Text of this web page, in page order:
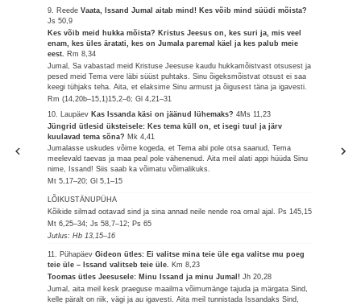
9. ReedeVaata, Issand Jumal aitab mind! Kes võib mind süüdi mõista?
Js 50,9
Kes võib meid hukka mõista? Kristus Jeesus on, kes suri ja, mis veel
enam, kes üles äratati, kes on Jumala paremal käel ja kes palub meie
eest. Rm 8,34
Jumal, Sa vabastad meid Kristuse Jeesuse kaudu hukkamõistvast otsusest ja
pesed meid Tema vere läbi süüst puhtaks. Sinu õigeksmõistvat otsust ei saa
keegi tühjaks teha. Aita, et elaksime Sinu armust ja õigusest täna ja igavesti.
Rm (14,20b–15,1)15,2–6; Gl 4,21–31
10. Laupäev Kas Issanda käsi on jäänud lühemaks?4Ms 11,23
Jüngrid ütlesid üksteisele: Kes tema küll on, et isegi tuul ja järv
kuulavad tema sõna? Mk 4,41
Jumalasse uskudes võime kogeda, et Tema abi pole otsa saanud, Tema
meelevald taevas ja maa peal pole vähenenud. Aita meil alati appi hüüda Sinu
nime, Issand! Siis saab ka võimatu võimalikuks.
Mt 5,17–20; Gl 5,1–15
LÕIKUSTÄNUPÜHA
Kõikide silmad ootavad sind ja sina annad neile nende roa omal ajal. Ps 145,15
Mt 6,25–34; Js 58,7–12; Ps 65
Jutlus: Hb 13,15–16
11. PühapäevGideon ütles: Ei valitse mina teie üle ega valitse mu poeg
teie üle – Issand valitseb teie üle. Km 8,23
Toomas ütles Jeesusele: Minu Issand ja minu Jumal!Jh 20,28
Jumal, aita meil kesk praeguse maailma võimumänge tajuda ja märgata Sind,
kelle päralt on riik, vägi ja au igavesti. Aita meil tunnistada Issandaks Sind,